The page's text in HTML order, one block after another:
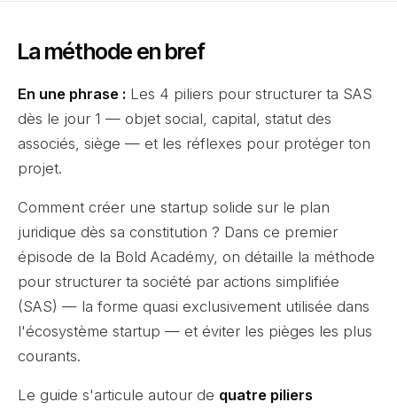
La méthode en bref
En une phrase : Les 4 piliers pour structurer ta SAS
dès le jour 1 — objet social, capital, statut des
associés, siège — et les réflexes pour protéger ton
projet.
Comment créer une startup solide sur le plan
juridique dès sa constitution ? Dans ce premier
épisode de la Bold Académy, on détaille la méthode
pour structurer ta société par actions simplifiée
(SAS) — la forme quasi exclusivement utilisée dans
l'écosystème startup — et éviter les pièges les plus
courants.
Le guide s'articule autour de quatre piliers